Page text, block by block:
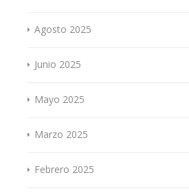
Agosto 2025
Junio 2025
Mayo 2025
Marzo 2025
Febrero 2025